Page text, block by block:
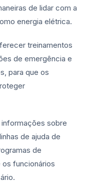
de lidar com a
energia elétrica.
treinamentos
de emergência e
para que os
informações sobre
de ajuda de
de
os funcionários